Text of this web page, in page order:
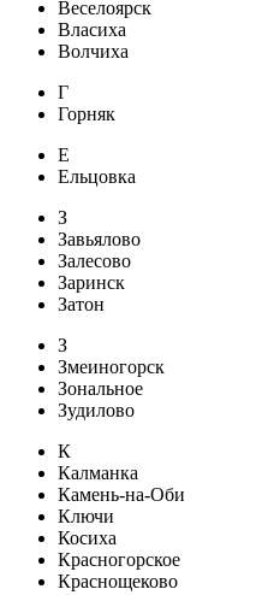
Веселоярск
Власиха
Волчиха
Г
Горняк
Е
Ельцовка
З
Завьялово
Залесово
Заринск
Затон
З
Змеиногорск
Зональное
Зудилово
К
Калманка
Камень-на-Оби
Ключи
Косиха
Красногорское
Краснощеково